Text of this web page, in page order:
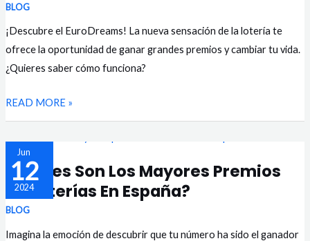
BLOG
¡Descubre el EuroDreams! La nueva sensación de la lotería te
ofrece la oportunidad de ganar grandes premios y cambiar tu vida.
¿Quieres saber cómo funciona?
LOS
PREMIOS
DEL
EURODREAMS?
READ MORE »
Jun
12
2024
¿Cuáles Son Los Mayores Premios
De Loterías En España?
BLOG
Imagina la emoción de descubrir que tu número ha sido el ganador
¿CUÁLES
SON
LOS
MAYORES
PREMIOS